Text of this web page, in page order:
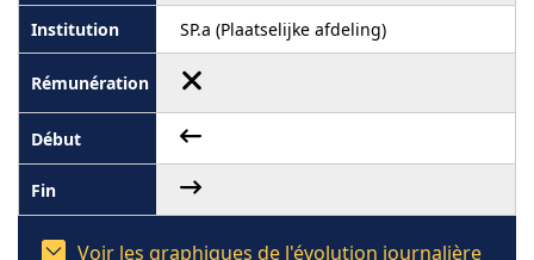
SP.a (Plaatselijke afdeling)
Voir les graphiques de l'évolution journalière